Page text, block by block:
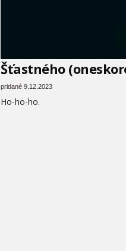
Šťastného
pridané 9.12.2023
Ho-ho-ho.